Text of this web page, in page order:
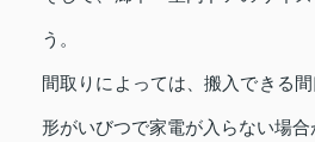
う。
間取りによっては、搬入できる
形がいびつで家電が入らない場合